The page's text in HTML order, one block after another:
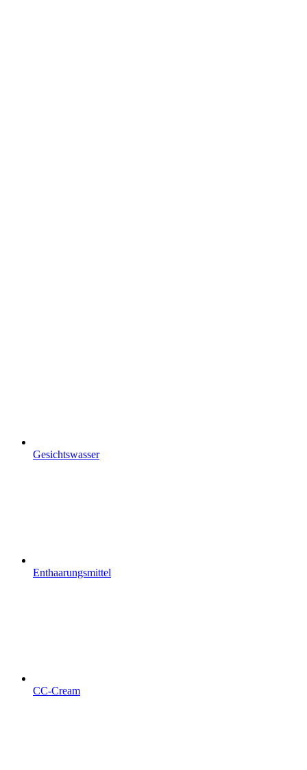
Gesichtswasser
Enthaarungsmittel
CC-Cream